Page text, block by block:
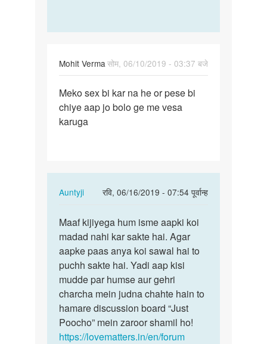
Mohit Verma सोम, 06/10/2019 - 03:37 बजे
Meko
sex
bi
Meko sex bi kar na he or pese bi
chiye aap jo bolo ge me vesa
karuga
Auntyji
रवि, 06/16/2019 - 07:54 पूर्वान्ह
In
to
Meko
sex
bi
kar
na
he
or…
by
Maaf
kijiyega
hum
isme
aapki…
Maaf kijiyega hum isme aapki koi
madad nahi kar sakte hai. Agar
aapke paas anya koi sawal hai to
puchh sakte hai. Yadi aap kisi
mudde par humse aur gehri
charcha mein judna chahte hain to
hamare discussion board “Just
Poocho” mein zaroor shamil ho!
https://lovematters.in/en/forum